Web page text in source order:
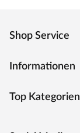
Shop Service
Informationen
Top Kategorien